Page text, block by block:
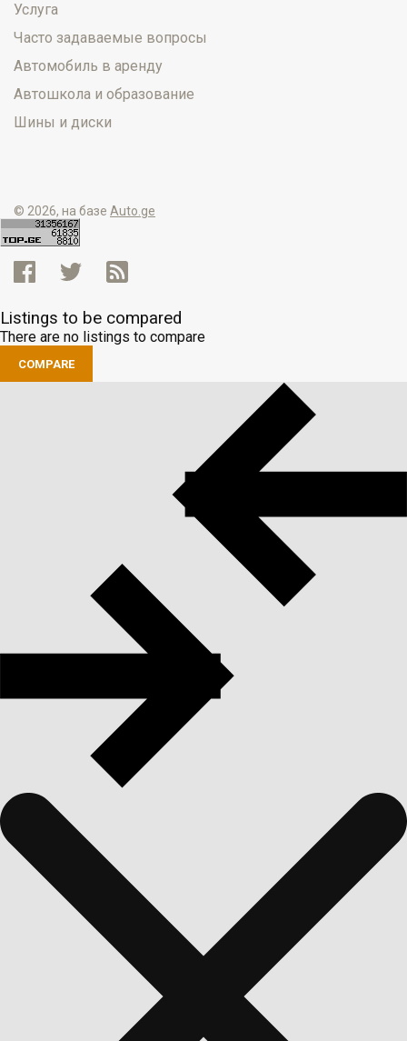
Услуга
Часто задаваемые вопросы
Автомобиль в аренду
Автошкола и образование
Шины и диски
© 2026, на базе Auto.ge
Listings to be compared
There are no listings to compare
COMPARE